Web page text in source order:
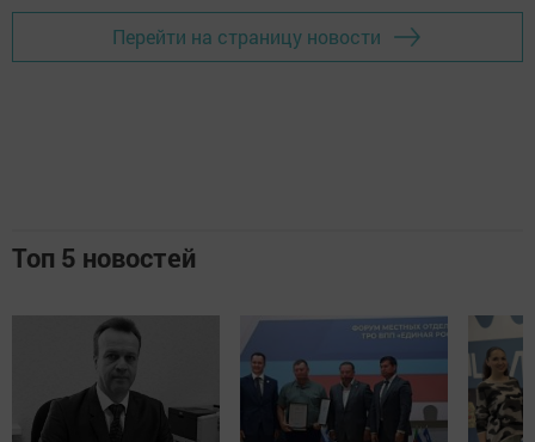
Перейти на страницу новости
Топ 5 новостей